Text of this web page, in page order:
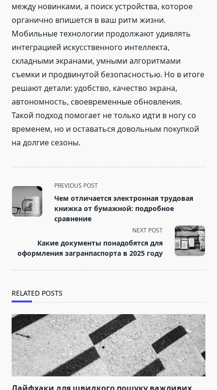
между новинками, а поиск устройства, которое
органично впишется в ваш ритм жизни.
Мобильные технологии продолжают удивлять
интеграцией искусственного интеллекта,
складными экранами, умными алгоритмами
съемки и продвинутой безопасностью. Но в итоге
решают детали: удобство, качество экрана,
автономность, своевременные обновления.
Такой подход помогает не только идти в ногу со
временем, но и оставаться довольным покупкой
на долгие сезоны.
<span
class="nav-
subtitle
screen-
text">Page</span>
PREVIOUS POST
Чем отличается электронная трудовая
книжка от бумажной: подробное
сравнение
NEXT POST
Какие документы понадобятся для
оформления загранпаспорта в 2025 году
RELATED POSTS